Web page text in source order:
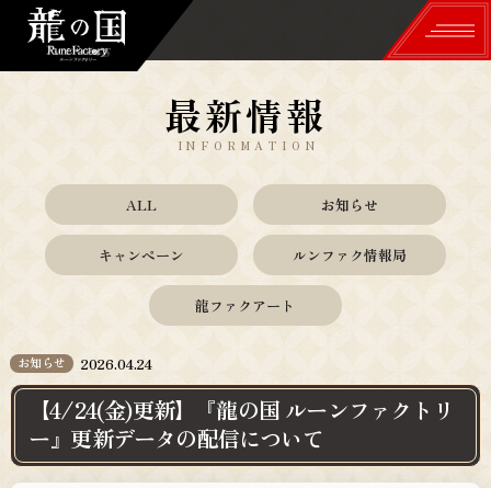
TOP
世界観
WORLD
冒険＆生活
ADVENTURE & LIFE
舞＆里山づくり
DANCE & VILLAGE
登場人物
CHARACTERS
最新情報
INFORMATION
ALL お知らせ
キャンペーン ルンファク情報局
龍ファクアート
お知らせ 2026.04.24
【4/24(金)更新】『龍の国 ルーンファクトリ
ー』更新データの配信について